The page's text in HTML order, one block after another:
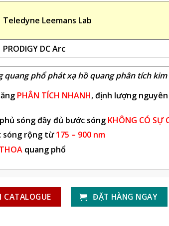
Teledyne Leemans Lab
PRODIGY DC Arc
quang phổ phát xạ hồ quang phân tích
PHÂN TÍCH NHANH, định lượng
sóng đầy đủ bước sóng KHÔNG CÓ SỰ
sóng rộng từ175 – 900 nm
quang phổ
CATALOGUE ĐẶT HÀNG NGAY